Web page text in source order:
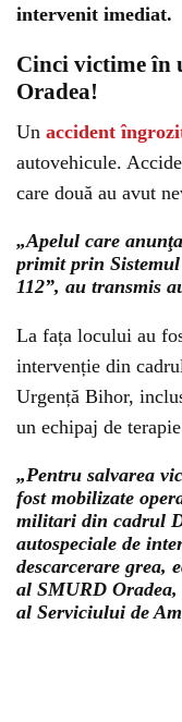
intervenit imediat.
Cinci victime în
Oradea!
Un accident
autovehicule.
care două au avut
„Apelul care
primit prin
112”, au transmis
La fața locului au
intervenție din
Urgență Bihor,
un echipaj de
„Pentru salvarea
fost mobilizate
militari din cadrul
autospeciale de
descarcerare grea,
al SMURD
al Serviciului de